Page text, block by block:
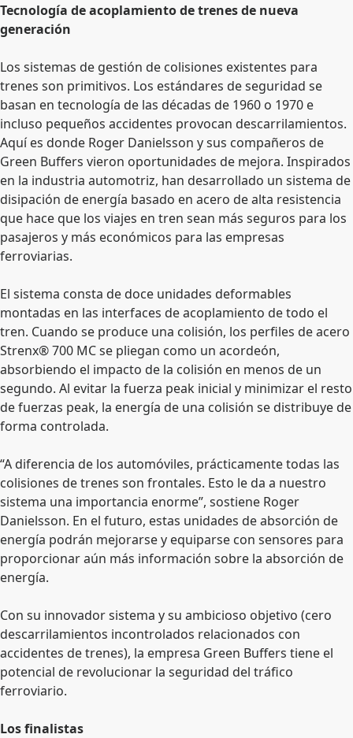
Tecnología de acoplamiento de trenes de nueva
generación
Los sistemas de gestión de colisiones existentes para
trenes son primitivos. Los estándares de seguridad se
basan en tecnología de las décadas de 1960 o 1970 e
incluso pequeños accidentes provocan descarrilamientos.
Aquí es donde Roger Danielsson y sus compañeros de
Green Buffers vieron oportunidades de mejora. Inspirados
en la industria automotriz, han desarrollado un sistema de
disipación de energía basado en acero de alta resistencia
que hace que los viajes en tren sean más seguros para los
pasajeros y más económicos para las empresas
ferroviarias.
El sistema consta de doce unidades deformables
montadas en las interfaces de acoplamiento de todo el
tren. Cuando se produce una colisión, los perfiles de acero
Strenx® 700 MC se pliegan como un acordeón,
absorbiendo el impacto de la colisión en menos de un
segundo. Al evitar la fuerza peak inicial y minimizar el resto
de fuerzas peak, la energía de una colisión se distribuye de
forma controlada.
“A diferencia de los automóviles, prácticamente todas las
colisiones de trenes son frontales. Esto le da a nuestro
sistema una importancia enorme”, sostiene Roger
Danielsson. En el futuro, estas unidades de absorción de
energía podrán mejorarse y equiparse con sensores para
proporcionar aún más información sobre la absorción de
energía.
Con su innovador sistema y su ambicioso objetivo (cero
descarrilamientos incontrolados relacionados con
accidentes de trenes), la empresa Green Buffers tiene el
potencial de revolucionar la seguridad del tráfico
ferroviario.
Los finalistas